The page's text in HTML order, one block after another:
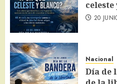
celeste
20
Nacional
Día de